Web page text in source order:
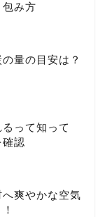
包み方
量の目安は？
って知って
確認
爽やかな空気